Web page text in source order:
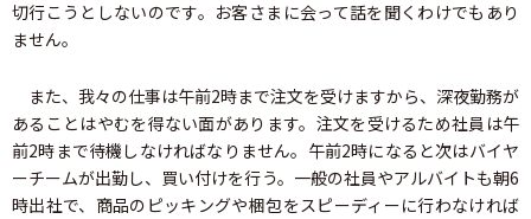
切行こうとしないのです。お客さまに会って話を聞くわけでもあり
ません。
また、我々の仕事は午前2時まで注文を受けますから、深夜勤務が
あることはやむを得ない面があります。注文を受けるため社員は午
前2時まで待機しなければなりません。午前2時になると次はバイヤ
ーチームが出勤し、買い付けを行う。一般の社員やアルバイトも朝6
時出社で、商品のピッキングや梱包をスピーディーに行わなければ